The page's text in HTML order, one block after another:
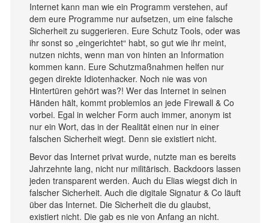
Internet kann man wie ein Programm verstehen, auf
dem eure Programme nur aufsetzen, um eine falsche
Sicherheit zu suggerieren. Eure Schutz Tools, oder was
ihr sonst so „eingerichtet“ habt, so gut wie ihr meint,
nutzen nichts, wenn man von hinten an Information
kommen kann. Eure Schutzmaßnahmen helfen nur
gegen direkte Idiotenhacker. Noch nie was von
Hintertüren gehört was?! Wer das Internet in seinen
Händen hält, kommt problemlos an jede Firewall & Co
vorbei. Egal in welcher Form auch immer, anonym ist
nur ein Wort, das in der Realität einen nur in einer
falschen Sicherheit wiegt. Denn sie existiert nicht.
Bevor das Internet privat wurde, nutzte man es bereits
Jahrzehnte lang, nicht nur militärisch. Backdoors lassen
jeden transparent werden. Auch du Elias wiegst dich in
falscher Sicherheit. Auch die digitale Signatur & Co läuft
über das Internet. Die Sicherheit die du glaubst,
existiert nicht. Die gab es nie von Anfang an nicht.